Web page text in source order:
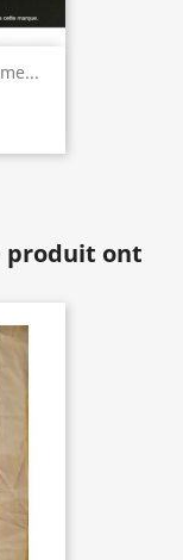
produit ont